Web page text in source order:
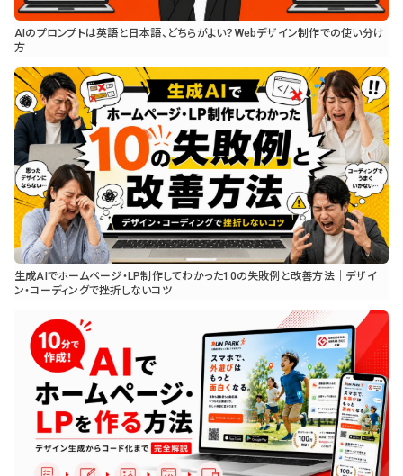
AIのプロンプトは英語と日本語、どちらがよい？Webデザイン制作での使い分け
方
生成AIでホームページ・LP制作してわかった10の失敗例と改善方法｜デザイ
ン・コーディングで挫折しないコツ